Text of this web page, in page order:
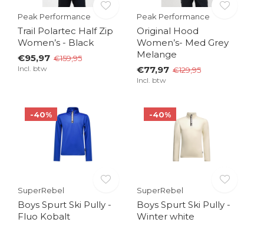
Peak Performance
Trail Polartec Half Zip
Women’s - Black
€95,97 €159,95
Incl. btw
Peak Performance
Original Hood
Women’s- Med Grey
Melange
€77,97 €129,95
Incl. btw
-40%
SuperRebel
Boys Spurt Ski Pully -
Fluo Kobalt
-40%
SuperRebel
Boys Spurt Ski Pully -
Winter white